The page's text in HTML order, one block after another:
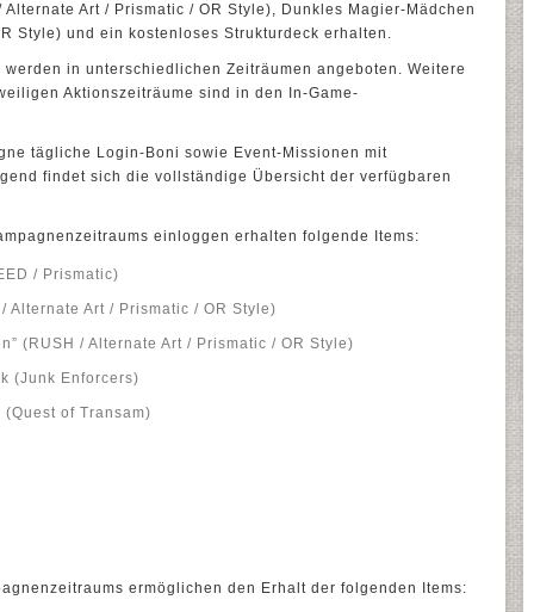
Art / Prismatic / OR Style), Dunkles Magier-Mädchen
Style) und ein kostenloses Strukturdeck erhalten.
in unterschiedlichen Zeiträumen angeboten. Weitere
Aktionszeiträume sind in den In-Game-
tägliche Login-Boni sowie Event-Missionen mit
findet sich die vollständige Übersicht der verfügbaren
einloggen erhalten folgende Items:
/ Prismatic)
Alternate Art / Prismatic / OR Style)
(RUSH / Alternate Art / Prismatic / OR Style)
(Junk Enforcers)
of Transam)
ermöglichen den Erhalt der folgenden Items: